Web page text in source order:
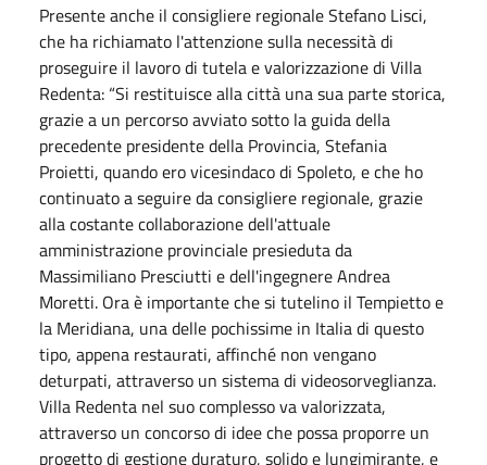
Presente anche il consigliere regionale Stefano Lisci,
che ha richiamato l'attenzione sulla necessità di
proseguire il lavoro di tutela e valorizzazione di Villa
Redenta: “Si restituisce alla città una sua parte storica,
grazie a un percorso avviato sotto la guida della
precedente presidente della Provincia, Stefania
Proietti, quando ero vicesindaco di Spoleto, e che ho
continuato a seguire da consigliere regionale, grazie
alla costante collaborazione dell'attuale
amministrazione provinciale presieduta da
Massimiliano Presciutti e dell'ingegnere Andrea
Moretti. Ora è importante che si tutelino il Tempietto e
la Meridiana, una delle pochissime in Italia di questo
tipo, appena restaurati, affinché non vengano
deturpati, attraverso un sistema di videosorveglianza.
Villa Redenta nel suo complesso va valorizzata,
attraverso un concorso di idee che possa proporre un
progetto di gestione duraturo, solido e lungimirante, e